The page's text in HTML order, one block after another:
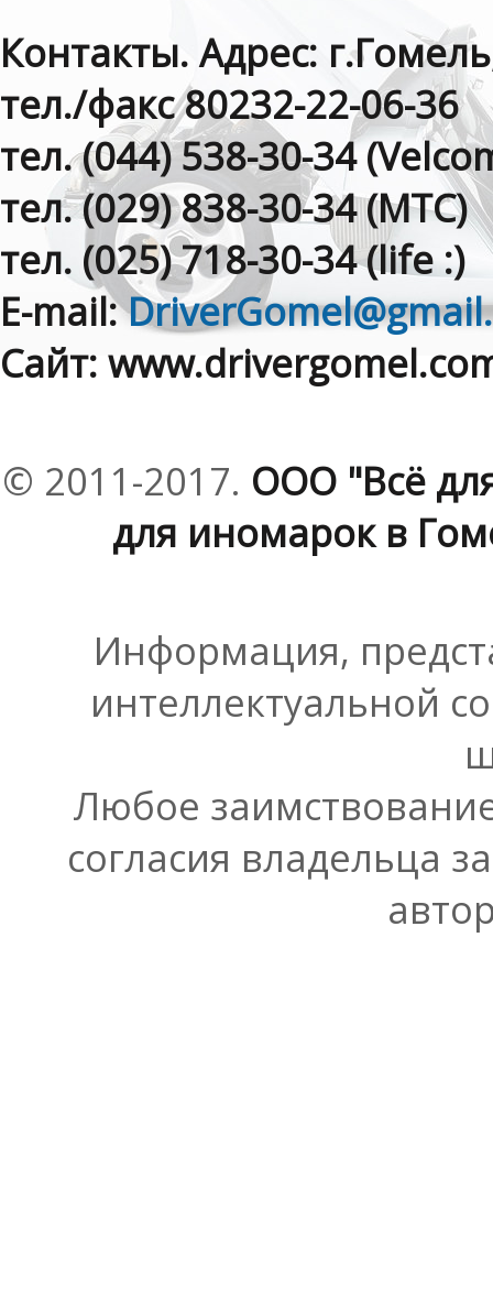
Контакты. Адрес:
тел./факс 80232-22-06-36
тел. (044) 538-30-34
тел. (029) 838-30-34 (МТС)
тел. (025) 718-30-34 (life :)
E-mail:
Сайт:
© 2011-2017. ООО "Всё
для иномарок в
Информация,
интеллектуальной
Любое
согласия владельца